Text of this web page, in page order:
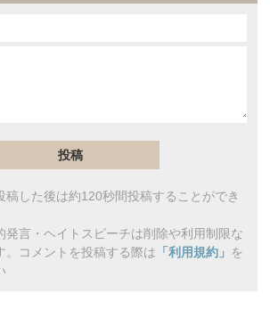
した後は約120秒間投稿することができ
言・ヘイトスピーチは削除や利用制限な
。コメントを投稿する際は 「利用規約」 を